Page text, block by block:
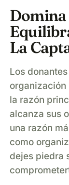
Domina
La
Los
organización
la razón
alcanza sus
una razón
como
dejes piedra